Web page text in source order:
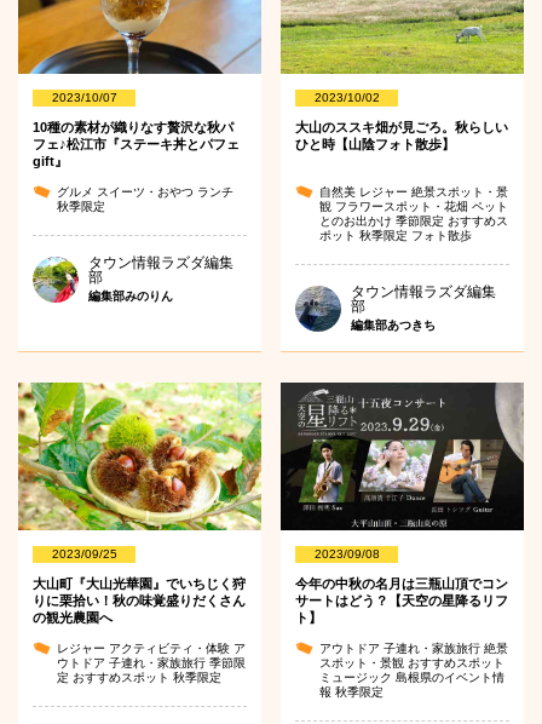
2023/10/07
10種の素材が織りなす贅沢な秋パ
フェ♪松江市『ステーキ丼とパフェ
gift』
グルメ スイーツ・おやつ ランチ
秋季限定
タウン情報ラズダ編集
部
編集部みのりん
2023/10/02
大山のススキ畑が見ごろ。秋らしい
ひと時【山陰フォト散歩】
自然美 レジャー絶景スポット・景
観 フラワースポット・花畑ペット
とのお出かけ季節限定 おすすめス
ポット秋季限定 フォト散歩
タウン情報ラズダ編集
部
編集部あつきち
2023/09/25
大山町『大山光華園』でいちじく狩
りに栗拾い！秋の味覚盛りだくさん
の観光農園へ
レジャー アクティビティ・体験 ア
ウトドア 子連れ・家族旅行 季節限
定 おすすめスポット 秋季限定
2023/09/08
今年の中秋の名月は三瓶山頂でコン
サートはどう？【天空の星降るリフ
ト】
アウトドア子連れ・家族旅行絶景
スポット・景観 おすすめスポット
ミュージック島根県のイベント情
報秋季限定